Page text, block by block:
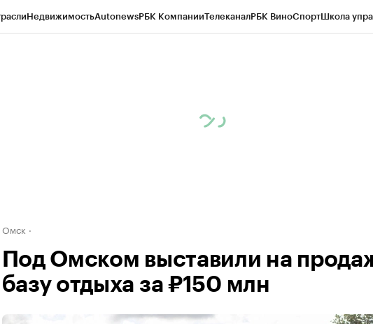
НедвижимостьAutonewsРБК КомпанииТелеканалРБК ВиноСпортШкола
Омск
Под Омском выставили на
базу отдыха за ₽150 млн